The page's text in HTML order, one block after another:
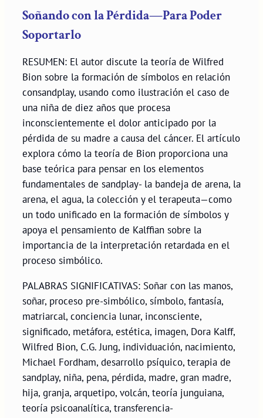
Soñando con la Pérdida—Para Poder
Soportarlo
RESUMEN: El autor discute la teoría de Wilfred
Bion sobre la formación de símbolos en relación
consandplay, usando como ilustración el caso de
una niña de diez años que procesa
inconscientemente el dolor anticipado por la
pérdida de su madre a causa del cáncer. El artículo
explora cómo la teoría de Bion proporciona una
base teórica para pensar en los elementos
fundamentales de sandplay- la bandeja de arena, la
arena, el agua, la colección y el terapeuta—como
un todo unificado en la formación de símbolos y
apoya el pensamiento de Kalffian sobre la
importancia de la interpretación retardada en el
proceso simbólico.
PALABRAS SIGNIFICATIVAS: Soñar con las manos,
soñar, proceso pre-simbólico, símbolo, fantasía,
matriarcal, conciencia lunar, inconsciente,
significado, metáfora, estética, imagen, Dora Kalff,
Wilfred Bion, C.G. Jung, individuación, nacimiento,
Michael Fordham, desarrollo psíquico, terapia de
sandplay, niña, pena, pérdida, madre, gran madre,
hija, granja, arquetipo, volcán, teoría junguiana,
teoría psicoanalítica, transferencia-